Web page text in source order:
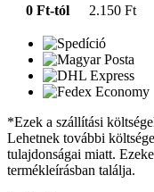
0 Ft-tól
2.150 Ft
*Ezek a szállítási
Lehetnek további
tulajdonságai miatt.
termékleírásban találja.